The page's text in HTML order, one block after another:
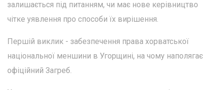
залишається під питанням, чи має нове керівництво
чітке уявлення про способи їх вирішення.
Першій виклик - забезпечення права хорватської
національної меншини в Угорщині, на чому наполягає
офіційний Загреб.